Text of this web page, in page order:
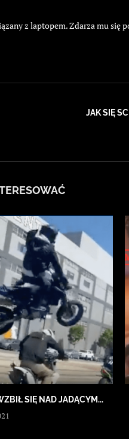
z laptopem. Zdarza mu się
JAK SIĘ
SIĘ NAD JADĄCYM...